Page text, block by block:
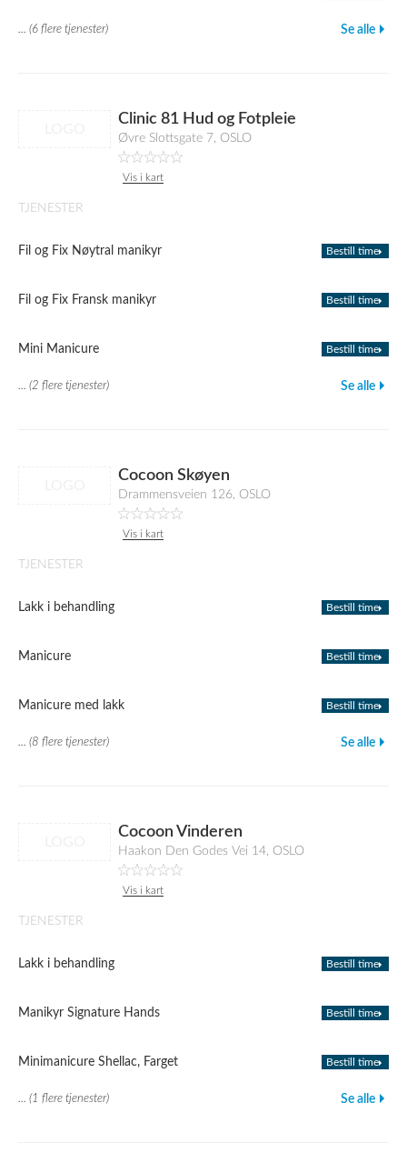
... (6 flere tjenester) Se alle
Clinic 81 Hud og Fotpleie
Øvre Slottsgate 7, OSLO
Vis i kart
TJENESTER
Fil og Fix Nøytral manikyr Bestill time
Fil og Fix Fransk manikyr Bestill time
Mini Manicure Bestill time
... (2 flere tjenester) Se alle
Cocoon Skøyen
Drammensveien 126, OSLO
Vis i kart
TJENESTER
Lakk i behandling Bestill time
Manicure Bestill time
Manicure med lakk Bestill time
... (8 flere tjenester) Se alle
Cocoon Vinderen
Haakon Den Godes Vei 14, OSLO
Vis i kart
TJENESTER
Lakk i behandling Bestill time
Manikyr Signature Hands Bestill time
Minimanicure Shellac, Farget Bestill time
... (1 flere tjenester) Se alle